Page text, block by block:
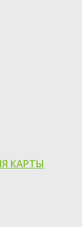
КАРТЫ